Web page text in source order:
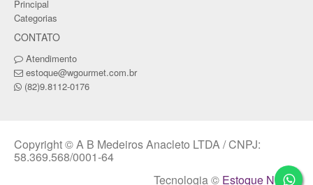
Principal
Categorias
CONTATO
Atendimento
estoque@wgourmet.com.br
(82)9.8112-0176
Copyright © A B Medeiros Anacleto LTDA / CNPJ:
58.369.568/0001-64
Tecnologia © Estoque NOW.